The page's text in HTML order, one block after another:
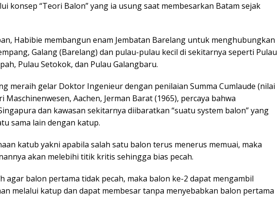
konsep “Teori Balon” yang ia usung saat membesarkan Batam sejak
Habibie membangun enam Jembatan Barelang untuk menghubungkan
Galang (Barelang) dan pulau-pulau kecil di sekitarnya seperti Pulau
Pulau Setokok, dan Pulau Galangbaru.
meraih gelar Doktor Ingenieur dengan penilaian Summa Cumlaude (nilai
Maschinenwesen, Aachen, Jerman Barat (1965), percaya bahwa
dan kawasan sekitarnya diibaratkan “suatu system balon” yang
sama lain dengan katup.
katub yakni apabila salah satu balon terus menerus memuai, maka
akan melebihi titik kritis sehingga bias pecah.
agar balon pertama tidak pecah, maka balon ke-2 dapat mengambil
melalui katup dan dapat membesar tanpa menyebabkan balon pertama